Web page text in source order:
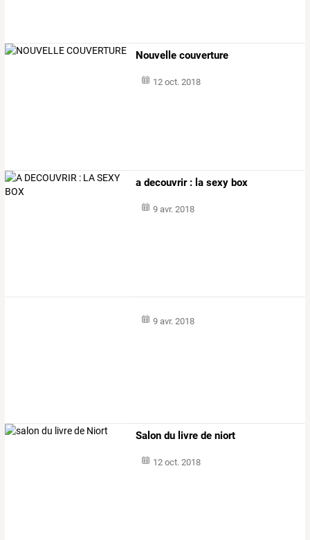
Nouvelle couverture
12 oct. 2018
a decouvrir : la sexy box
9 avr. 2018
9 avr. 2018
Salon du livre de niort
12 oct. 2018